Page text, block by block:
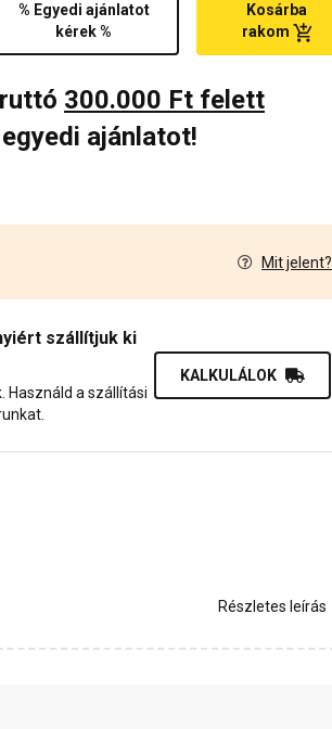
% Egyedi ajánlatot
kérek %
Kosárba
rakom
300.000 Ft felett
ajánlatot!
Mit jelent?
szállítjuk ki
Használd a szállítási
KALKULÁLOK
Részletes leírás